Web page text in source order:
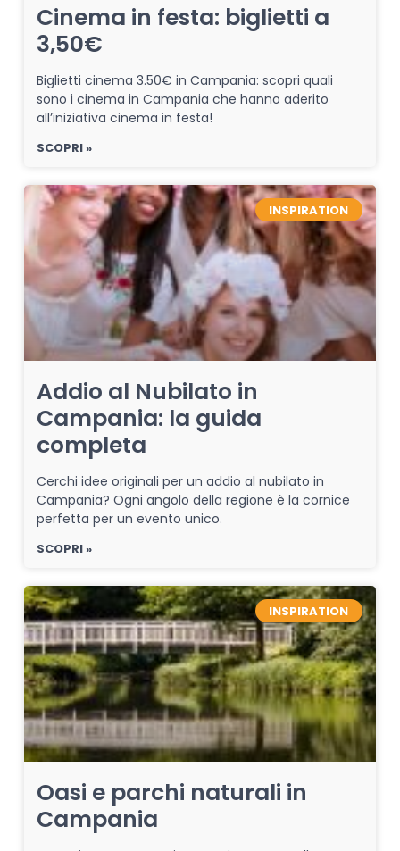
Cinema in festa: biglietti a
3,50€
Biglietti cinema 3.50€ in Campania: scopri quali
sono i cinema in Campania che hanno aderito
all’iniziativa cinema in festa!
SCOPRI »
INSPIRATION
Addio al Nubilato in
Campania: la guida
completa
Cerchi idee originali per un addio al nubilato in
Campania? Ogni angolo della regione è la cornice
perfetta per un evento unico.
SCOPRI »
INSPIRATION
Oasi e parchi naturali in
Campania